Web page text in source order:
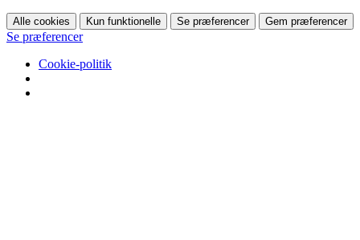
Alle cookies Kun funktionelle Se præferencer Gem præferencer
Se præferencer
Cookie-politik